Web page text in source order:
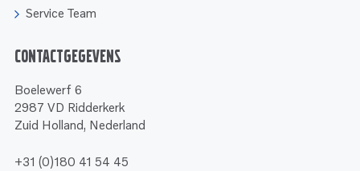
Service Team
Contactgegevens
Boelewerf 6
2987 VD Ridderkerk
Zuid Holland, Nederland
+31 (0)180 41 54 45